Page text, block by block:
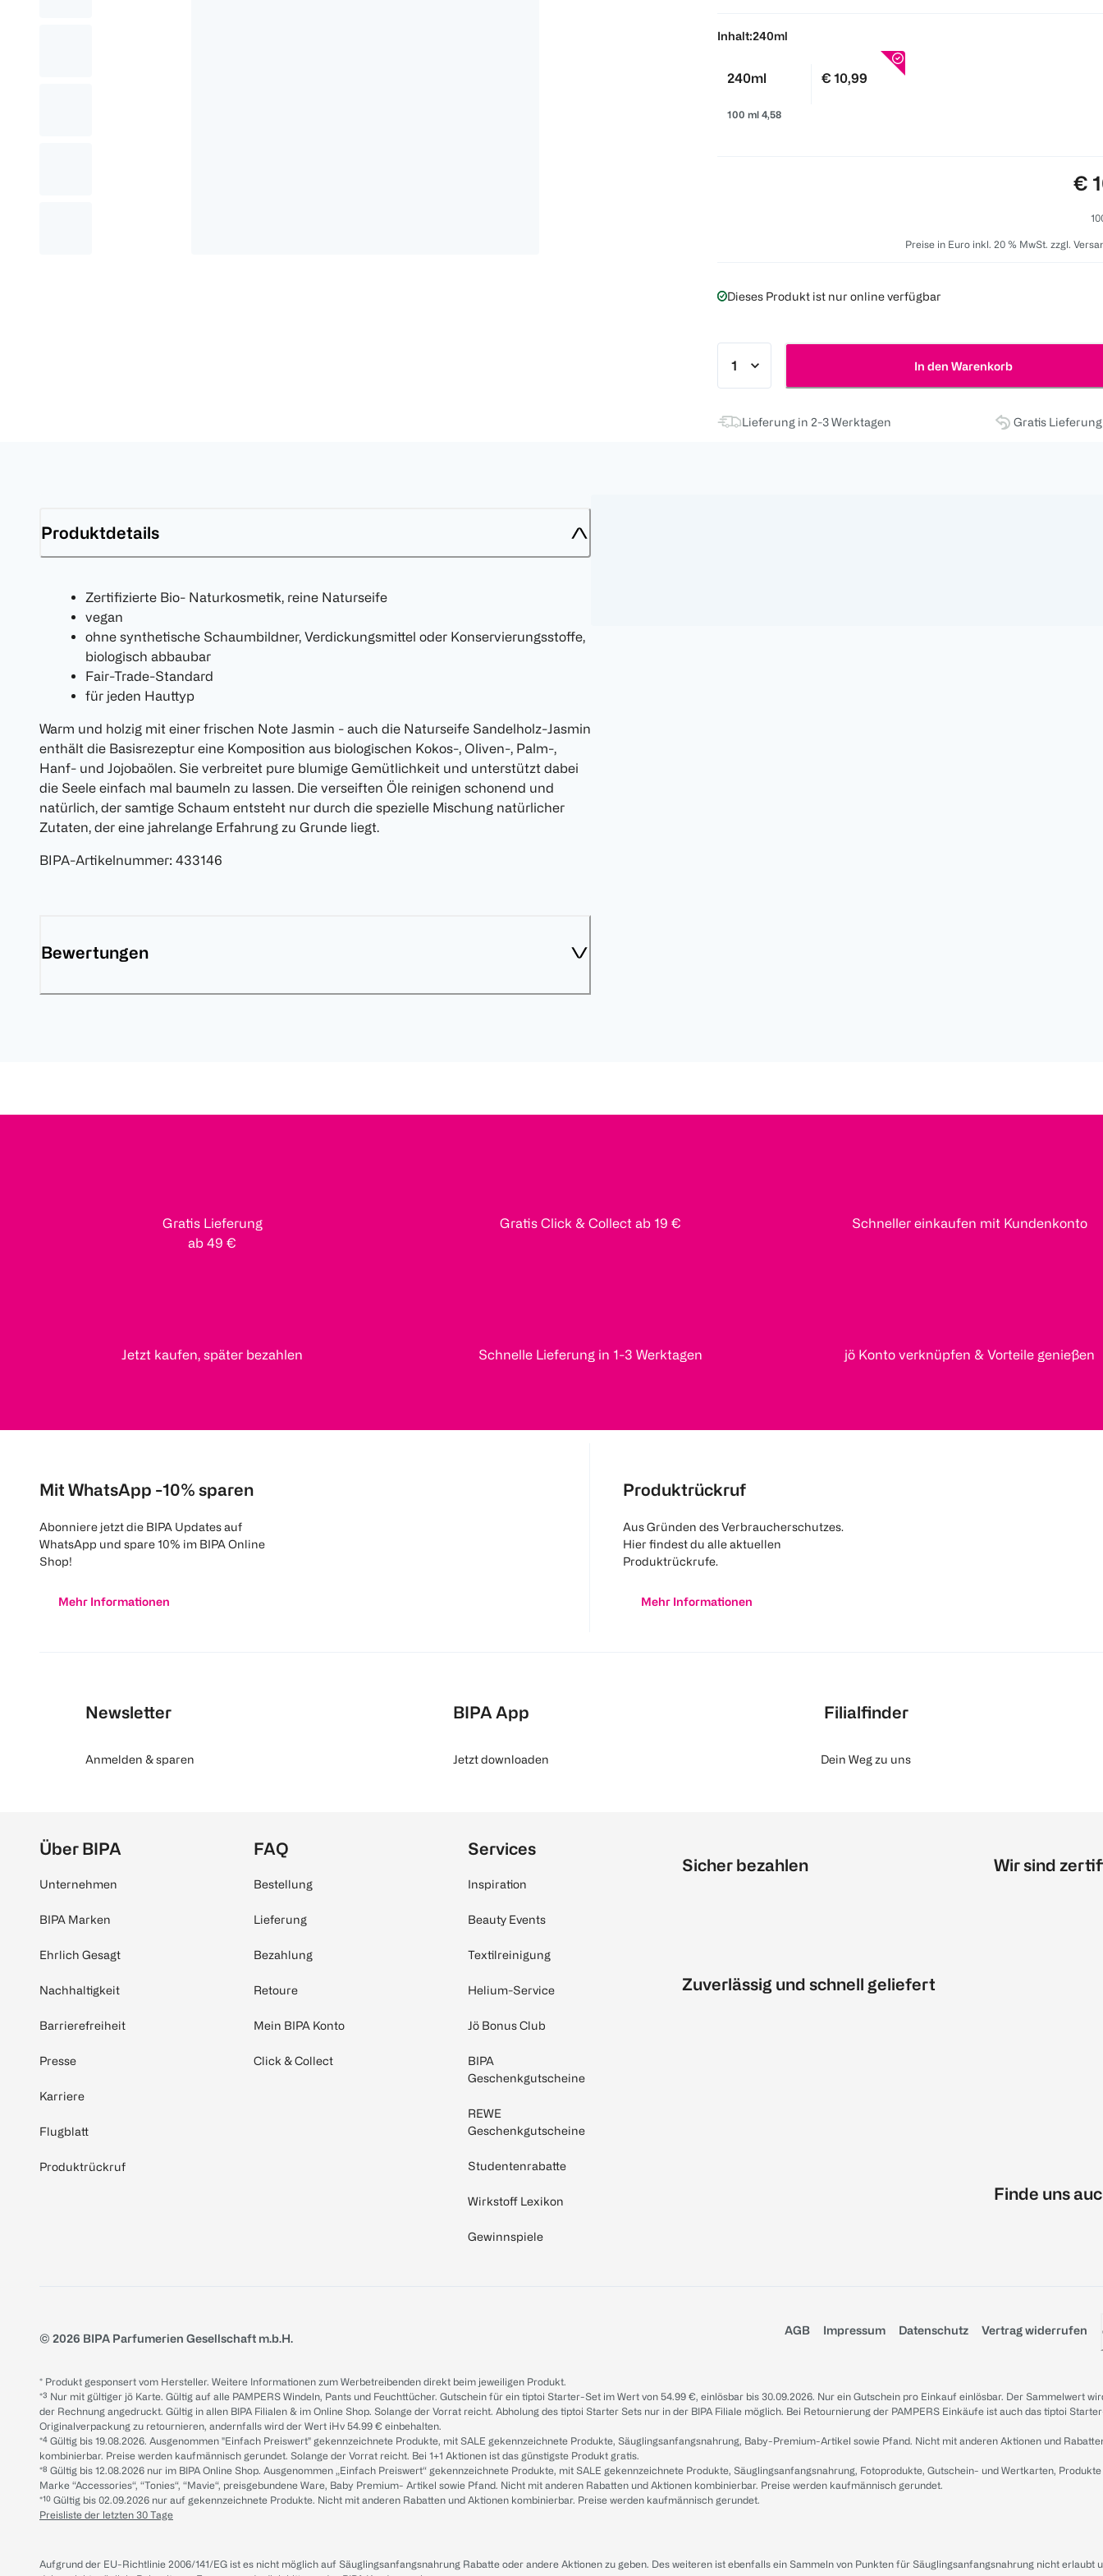
Inhalt:240ml
240ml
100 ml 4,58
€ 10,99
€
Preise in Euro inkl. 20 % MwSt. zzgl.
Dieses Produkt ist nur online verfügbar
In den Warenkorb
Lieferung in 2-3 Werktagen Gratis
Produktdetails
Zertifizierte Bio- Naturkosmetik, reine Naturseife
vegan
ohne synthetische Schaumbildner, Verdickungsmittel oder Konservierungsstoffe,
biologisch abbaubar
Fair-Trade-Standard
für jeden Hauttyp
Warm und holzig mit einer frischen Note Jasmin - auch die Naturseife Sandelholz-Jasmin
enthält die Basisrezeptur eine Komposition aus biologischen Kokos-, Oliven-, Palm-,
Hanf- und Jojobaölen. Sie verbreitet pure blumige Gemütlichkeit und unterstützt dabei
die Seele einfach mal baumeln zu lassen. Die verseiften Öle reinigen schonend und
natürlich, der samtige Schaum entsteht nur durch die spezielle Mischung natürlicher
Zutaten, der eine jahrelange Erfahrung zu Grunde liegt.
BIPA-Artikelnummer: 433146
Bewertungen
Gratis Lieferung
ab 49 €
Gratis Click & Collect ab 19 € Schneller einkaufen mit Kundenkonto
Jetzt kaufen, später bezahlen Schnelle Lieferung in 1-3 Werktagen jö Konto verknüpfen & Vorteile genießen
Mit WhatsApp -10% sparen
Abonniere jetzt die BIPA Updates auf
WhatsApp und spare 10% im BIPA Online
Shop!
Mehr Informationen
Produktrückruf
Aus Gründen des Verbraucherschutzes.
Hier findest du alle aktuellen
Produktrückrufe.
Mehr Informationen
Newsletter
Anmelden & sparen
BIPA App
Jetzt downloaden
Filialfinder
Dein Weg zu uns
Über BIPA
Unternehmen
BIPA Marken
Ehrlich Gesagt
Nachhaltigkeit
Barrierefreiheit
Presse
Karriere
Flugblatt
Produktrückruf
FAQ
Bestellung
Lieferung
Bezahlung
Retoure
Mein BIPA Konto
Click & Collect
Services
Inspiration
Beauty Events
Textilreinigung
Helium-Service
Jö Bonus Club
BIPA
Geschenkgutscheine
REWE
Geschenkgutscheine
Studentenrabatte
Wirkstoff Lexikon
Gewinnspiele
Sicher bezahlen
Zuverlässig und schnell geliefert
Wir sind
Finde uns
© 2026 BIPA Parfumerien Gesellschaft m.b.H.
AGB Impressum Datenschutz Vertrag widerrufen
* Produkt gesponsert vom Hersteller. Weitere Informationen zum Werbetreibenden direkt beim jeweiligen Produkt.
*³ Nur mit gültiger jö Karte. Gültig auf alle PAMPERS Windeln, Pants und Feuchttücher. Gutschein für ein tiptoi Starter-Set im Wert von 54.99 €, einlösbar bis 30.09.2026. Nur ein Gutschein pro Einkauf einlösbar. Der Sammelwert
der Rechnung angedruckt. Gültig in allen BIPA Filialen & im Online Shop. Solange der Vorrat reicht. Abholung des tiptoi Starter Sets nur in der BIPA Filiale möglich. Bei Retournierung der PAMPERS Einkäufe ist auch das tiptoi
Originalverpackung zu retournieren, andernfalls wird der Wert iHv 54.99 € einbehalten.
*⁴ Gültig bis 19.08.2026. Ausgenommen "Einfach Preiswert" gekennzeichnete Produkte, mit SALE gekennzeichnete Produkte, Säuglingsanfangsnahrung, Baby-Premium-Artikel sowie Pfand. Nicht mit anderen Aktionen und
kombinierbar. Preise werden kaufmännisch gerundet. Solange der Vorrat reicht. Bei 1+1 Aktionen ist das günstigste Produkt gratis.
*⁸ Gültig bis 12.08.2026 nur im BIPA Online Shop. Ausgenommen „Einfach Preiswert“ gekennzeichnete Produkte, mit SALE gekennzeichnete Produkte, Säuglingsanfangsnahrung, Fotoprodukte, Gutschein- und Wertkarten,
Marke “Accessories“, “Tonies“, “Mavie“, preisgebundene Ware, Baby Premium- Artikel sowie Pfand. Nicht mit anderen Rabatten und Aktionen kombinierbar. Preise werden kaufmännisch gerundet.
*¹⁰ Gültig bis 02.09.2026 nur auf gekennzeichnete Produkte. Nicht mit anderen Rabatten und Aktionen kombinierbar. Preise werden kaufmännisch gerundet.
Preisliste der letzten 30 Tage
Aufgrund der EU-Richtlinie 2006/141/EG ist es nicht möglich auf Säuglingsanfangsnahrung Rabatte oder andere Aktionen zu geben. Des weiteren ist ebenfalls ein Sammeln von Punkten für Säuglingsanfangsnahrung nicht erlaubt